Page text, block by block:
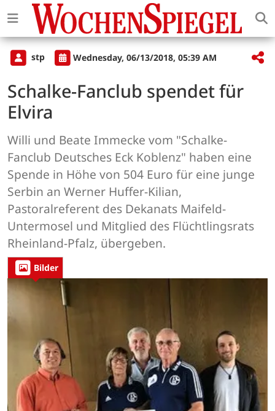
stp Wednesday, 06/13/2018, 05:39 AM
Schalke-Fanclub spendet für
Elvira
Willi und Beate Immecke vom "Schalke-
Fanclub Deutsches Eck Koblenz" haben eine
Spende in Höhe von 504 Euro für eine junge
Serbin an Werner Huffer-Kilian,
Pastoralreferent des Dekanats Maifeld-
Untermosel und Mitglied des Flüchtlingsrats
Rheinland-Pfalz, übergeben.
Bilder